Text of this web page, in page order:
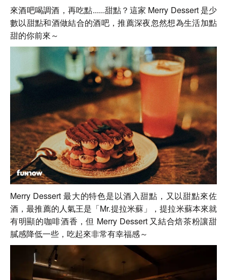
來酒吧喝調酒，再吃點......甜點？這家 Merry Dessert 是少
數以甜點和酒做結合的酒吧，推薦深夜忽然想為生活加點
甜的你前來～
Merry Dessert 最大的特色是以酒入甜點，又以甜點來佐
酒，最推薦的人氣王是「Mr.提拉米蘇」，提拉米蘇本來就
有明顯的咖啡酒香，但 Merry Dessert 又結合焙茶粉讓甜
膩感降低一些，吃起來非常有幸福感～